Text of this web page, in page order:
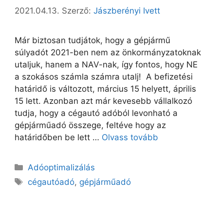
2021.04.13. Szerző: Jászberényi Ivett
Már biztosan tudjátok, hogy a gépjármű
súlyadót 2021-ben nem az önkormányzatoknak
utaljuk, hanem a NAV-nak, így fontos, hogy NE
a szokásos számla számra utalj! A befizetési
határidő is változott, március 15 helyett, április
15 lett. Azonban azt már kevesebb vállalkozó
tudja, hogy a cégautó adóból levonható a
gépjárműadó összege, feltéve hogy az
határidőben be lett … Olvass tovább
Adóoptimalizálás
cégautóadó, gépjárműadó